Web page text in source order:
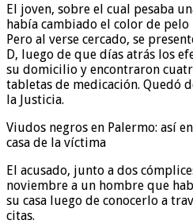
El joven, sobre el cual pesaba
había cambiado el color de pelo
Pero al verse cercado, se
D, luego de que días atrás los
su domicilio y encontraron
tabletas de medicación. Quedó
la Justicia.
Viudos negros en Palermo: así
casa de la víctima
El acusado, junto a dos
noviembre a un hombre que
su casa luego de conocerlo a
citas.